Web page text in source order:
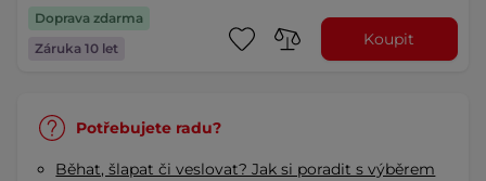
Doprava zdarma
Záruka 10 let
Koupit
Potřebujete radu?
Běhat, šlapat či veslovat? Jak si poradit s výběrem